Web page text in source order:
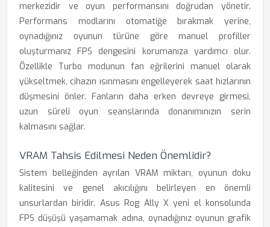
merkezidir ve oyun performansını doğrudan yönetir.
Performans modlarını otomatiğe bırakmak yerine,
oynadığınız oyunun türüne göre manuel profiller
oluşturmanız FPS dengesini korumanıza yardımcı olur.
Özellikle Turbo modunun fan eğrilerini manuel olarak
yükseltmek, cihazın ısınmasını engelleyerek saat hızlarının
düşmesini önler. Fanların daha erken devreye girmesi,
uzun süreli oyun seanslarında donanımınızın serin
kalmasını sağlar.
VRAM Tahsis Edilmesi Neden Önemlidir?
Sistem belleğinden ayrılan VRAM miktarı, oyunun doku
kalitesini ve genel akıcılığını belirleyen en önemli
unsurlardan biridir. Asus Rog Ally X yeni el konsolunda
FPS düşüşü yaşamamak adına, oynadığınız oyunun grafik